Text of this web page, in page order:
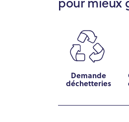
Demande
déchetteries